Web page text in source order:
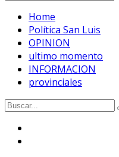
Home
Política San Luis
OPINION
ultimo momento
INFORMACION
provinciales